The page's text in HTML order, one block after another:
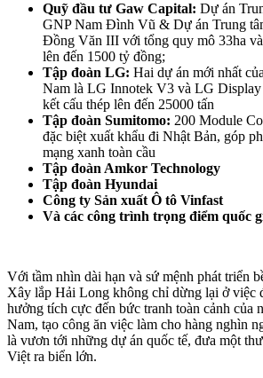
Quỹ đầu tư Gaw Capital: Dự án
GNP Nam Đình Vũ & Dự án Trung
Đồng Văn III với tổng quy mô 33ha
lên đến 1500 tỷ đồng;
Tập đoàn LG: Hai dự án mới nhất
Nam là LG Innotek V3 và LG
kết cấu thép lên đến 25000 tấn
Tập đoàn Sumitomo: 200 Module
đặc biệt xuất khẩu đi Nhật Bản, góp
mạng xanh​​ toàn cầu
Tập đoàn Amkor Technology
Tập đoàn Hyundai
Công ty Sản xuất Ô tô Vinfast
Và các công trình trọng điểm quốc
Với tầm nhìn dài hạn và sứ mệnh phát triển
Xây lắp Hải Long không chỉ dừng lại ở việc
hưởng tích cực đến bức tranh toàn cảnh của
Nam, tạo công ăn việc làm cho hàng nghìn
là vươn tới những dự án quốc tế, đưa một
Việt ra biển lớn.